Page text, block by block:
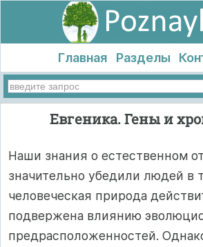
Главная Разделы
Евгеника. Гены и
Наши знания о естественном
значительно убедили людей в
человеческая природа
подвержена влиянию
предрасположенностей.